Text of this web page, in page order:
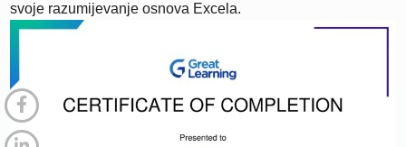
svoje razumijevanje osnova Excela.